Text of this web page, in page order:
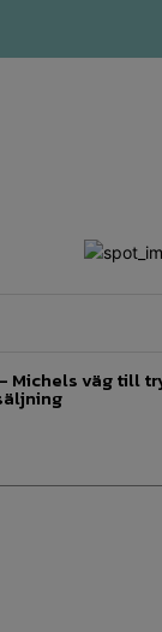
Michels väg till